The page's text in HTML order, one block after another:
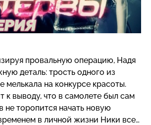
провальную операцию, Надя
деталь: трость одного из
мелькала на конкурсе красоты.
к выводу, что в самолете был сам
не торопится начать новую
в личной жизни Ники все